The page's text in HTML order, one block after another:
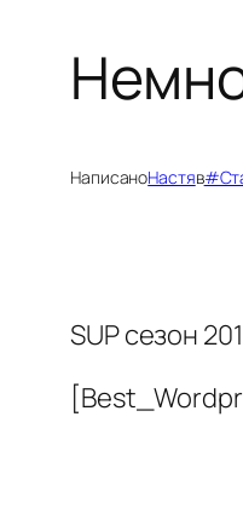
НаписаноНастяв
SUP сезон